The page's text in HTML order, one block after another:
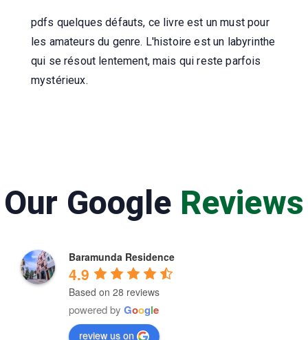
pdfs quelques défauts, ce livre est un must pour
les amateurs du genre. L'histoire est un labyrinthe
qui se résout lentement, mais qui reste parfois
mystérieux.
Our Google Reviews
Baramunda Residence
4.9
Based on 28 reviews
powered by Google
review us on